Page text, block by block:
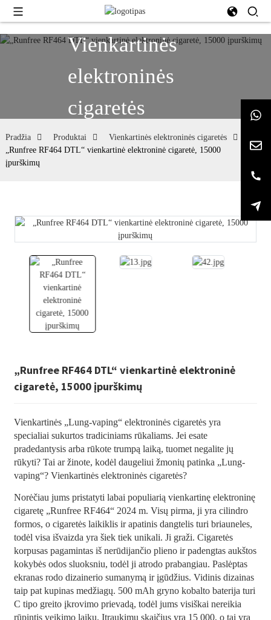
Vienkartinės
elektroninės
cigaretės
Pradžia Produktai
Vienkartinės elektroninės cigaretės
„Runfree RF464 DTL“ vienkartinė elektroninė cigaretė, 15000
įpurškimų
„Runfree RF464 DTL“ vienkartinė elektroninė
cigaretė, 15000 įpurškimų
Vienkartinės „Lung-vaping“ elektroninės cigaretės yra
specialiai sukurtos tradiciniams rūkaliams. Jei esate
pradedantysis arba rūkote trumpą laiką, tuomet negalite jų
rūkyti? Tai ar žinote, kodėl daugeliui žmonių patinka „Lung-
vaping“? Vienkartinės elektroninės cigaretės?
Norėčiau jums pristatyti labai populiarią vienkartinę elektroninę
cigaretę „Runfree RF464“ 2024 m. Visų pirma, ji yra cilindro
formos, o cigaretės laikiklis ir apatinis dangtelis turi briauneles,
todėl visa išvaizda yra šiek tiek unikali. Ji graži. Cigaretės
korpusas pagamintas iš nerūdijančio plieno ir padengtas aukštos
kokybės odos sluoksniu, todėl ji atrodo prabangiau. Paslėptas
ekranas rodo dizainerio sumanymą ir įgūdžius. Vidinis dizainas
taip pat kupinas medžiagų. 500 mAh gryno kobalto baterija turi
C tipo greito įkrovimo prievadą, todėl jums visiškai nereikia
rūpintis veikimo laiku. Įtraukimų skaičius yra 15 000, o tai yra